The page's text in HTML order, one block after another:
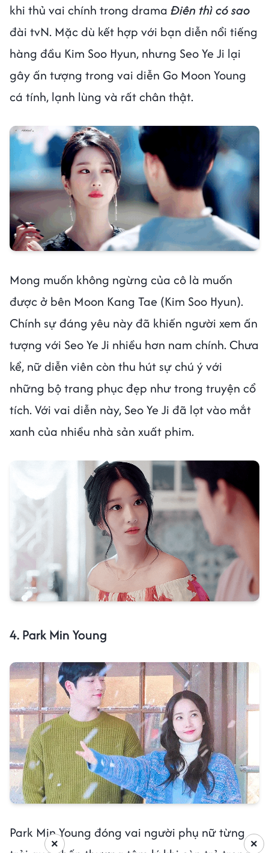
khi thủ vai chính trong drama Điên thì có sao
đài tvN. Mặc dù kết hợp với bạn diễn nổi tiếng
hàng đầu Kim Soo Hyun, nhưng Seo Ye Ji lại
gây ấn tượng trong vai diễn Go Moon Young
cá tính, lạnh lùng và rất chân thật.
Mong muốn không ngừng của cô là muốn
được ở bên Moon Kang Tae (Kim Soo Hyun).
Chính sự đáng yêu này đã khiến người xem ấn
tượng với Seo Ye Ji nhiều hơn nam chính. Chưa
kể, nữ diễn viên còn thu hút sự chú ý với
những bộ trang phục đẹp như trong truyện cổ
tích. Với vai diễn này, Seo Ye Ji đã lọt vào mắt
xanh của nhiều nhà sản xuất phim.
4. Park Min Young
Park Min Young đóng vai người phụ nữ từng
×
×